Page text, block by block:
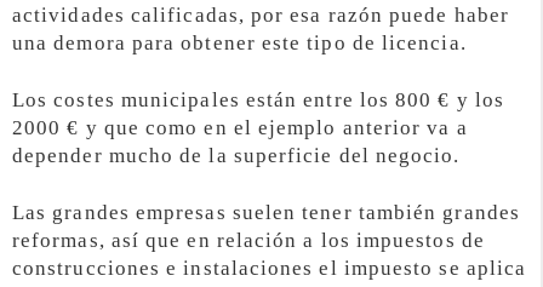
actividades calificadas, por esa razón puede haber
una demora para obtener este tipo de licencia.
Los costes municipales están entre los 800 € y los
2000 € y que como en el ejemplo anterior va a
depender mucho de la superficie del negocio.
Las grandes empresas suelen tener también grandes
reformas, así que en relación a los impuestos de
construcciones e instalaciones el impuesto se aplica